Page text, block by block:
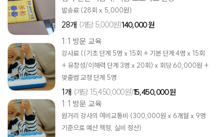
발송료 (28회 x 5,000원)
28개 (개당 5,000원)140,000 원
1:1 방문 교육
강사료 ((기초 단계 5명 x 15회 + 기본 단계 4명 x 15회
+ 유창성/이해력 단계 3명 x 20회) x 회당 60,000원 +
맞춤법 교정 단계 5명
1개 (개당 15,450,000원)15,450,000 원
1:1 방문 교육
원거리 강사의 여비교통비 (300,000원 x 6개월 x 9명
기준으로 예산 책정, 실비 정산)